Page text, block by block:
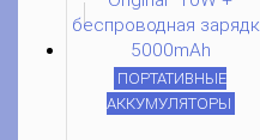
ПОРТАТИВНЫЕ
АККУМУЛЯТОРЫ